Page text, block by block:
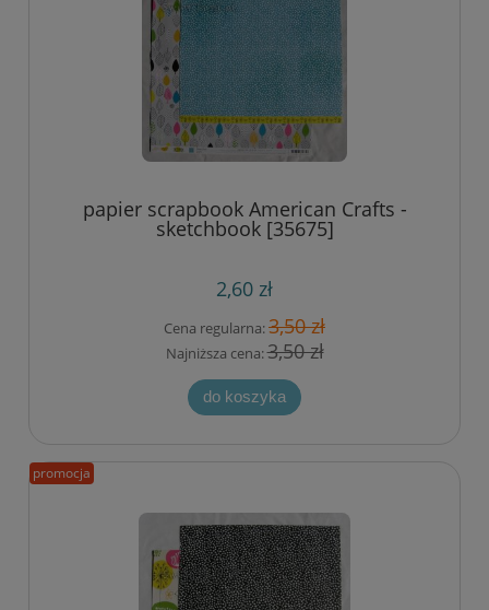
papier scrapbook American Crafts -
sketchbook [35675]
2,60 zł
Cena regularna:3,50 zł
Najniższa cena:3,50 zł
do koszyka
promocja